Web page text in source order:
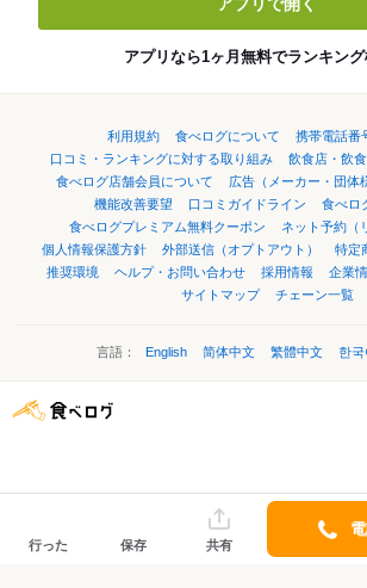
アプリなら1ヶ月無料でランキング
利用規約 食べログについて
携帯電話番
口コミ・ランキングに対する取り組み
飲食店・飲
食べログ店舗会員について
広告（メーカー・団体
機能改善要望
口コミガイドライン
食べロ
食べログプレミアム無料クーポン
ネット予約（
個人情報保護方針
外部送信（オプトアウト）
特定
推奨環境
ヘルプ・お問い合わせ 採用情報 企業
サイトマップ
チェーン一覧
言語： English 简体中文 繁體中文 한국
行った 保存 共有